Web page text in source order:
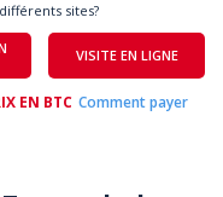
VISITE EN LIGNE
sites?
EN BTC Comment payer